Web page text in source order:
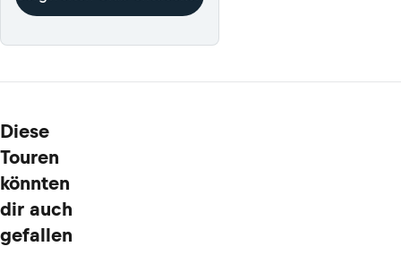
Diese
Touren
könnten
dir auch
gefallen